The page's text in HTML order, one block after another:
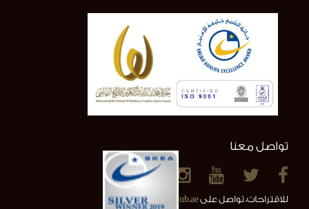
تواصل معنا
للاقتراحات، تواصل علىinfo@alainclub.ae